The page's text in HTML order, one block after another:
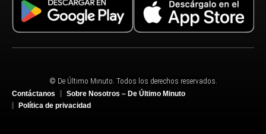
© De Último Minuto. Todos los derechos reservados.
Contáctanos
Sobre Nosotros – De Último Minuto
Política de privacidad